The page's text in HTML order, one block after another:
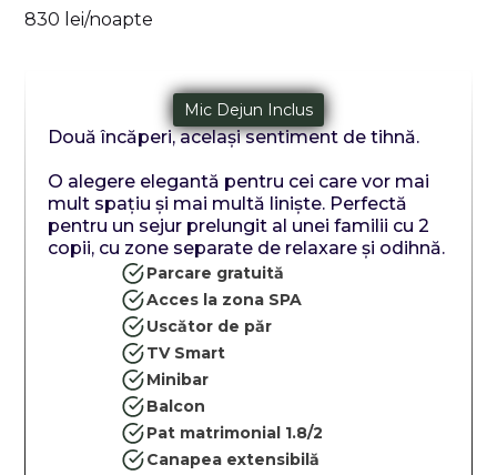
830 lei/noapte
Mic Dejun Inclus
Două încăperi, același sentiment de tihnă.
O alegere elegantă pentru cei care vor mai
mult spațiu și mai multă liniște. Perfectă
pentru un sejur prelungit al unei familii cu 2
copii, cu zone separate de relaxare și odihnă.
Parcare gratuită
Acces la zona SPA
Uscător de păr
TV Smart
Minibar
Balcon
Pat matrimonial 1.8/2
Canapea extensibilă